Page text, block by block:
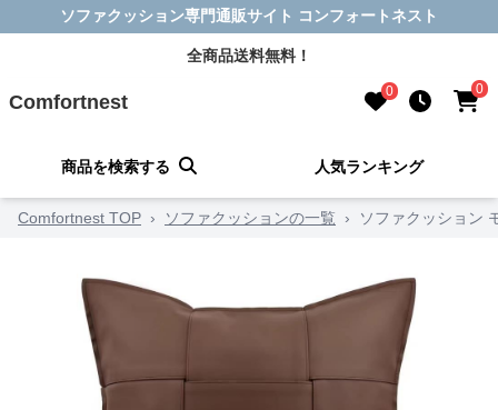
ソファクッション専門通販サイト コンフォートネスト
全商品送料無料！
Comfortnest 0 0
商品を検索する 人気ランキング
Comfortnest TOP › ソファクッションの一覧 › ソファクッション